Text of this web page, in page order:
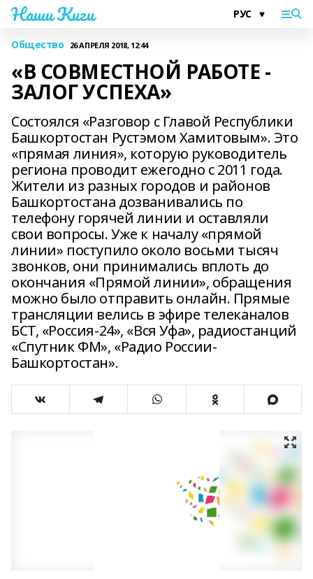
Наши Киги
Общество 26 АПРЕЛЯ 2018, 12:44
«В СОВМЕСТНОЙ РАБОТЕ -
ЗАЛОГ УСПЕХА»
Состоялся «Разговор с Главой Республики
Башкортостан Рустэмом Хамитовым». Это
«прямая линия», которую руководитель
региона проводит ежегодно с 2011 года.
Жители из разных городов и районов
Башкортостана дозванивались по
телефону горячей линии и оставляли
свои вопросы. Уже к началу «прямой
линии» поступило около восьми тысяч
звонков, они принимались вплоть до
окончания «Прямой линии», обращения
можно было отправить онлайн. Прямые
трансляции велись в эфире телеканалов
БСТ, «Россия-24», «Вся Уфа», радиостанций
«Спутник ФМ», «Радио России-
Башкортостан».